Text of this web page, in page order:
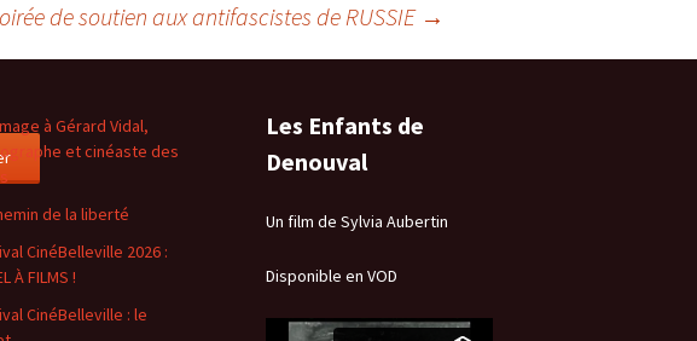
de soutien aux antifascistes de RUSSIE →
à Gérard Vidal,
et cinéaste des
de la liberté
CinéBelleville 2026 :
À FILMS !
CinéBelleville : le
Les Enfants de
Denouval
Un film de Sylvia Aubertin
Disponible en VOD